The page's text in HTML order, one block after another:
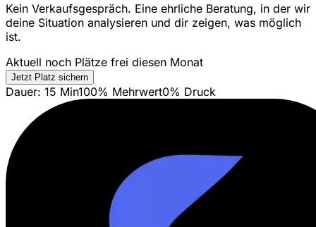
Kein Verkaufsgespräch. Eine ehrliche Beratung, in der wir
deine Situation analysieren und dir zeigen, was möglich
ist.
Aktuell noch Plätze frei diesen Monat
Jetzt Platz sichern
Dauer: 15 Min100% Mehrwert0% Druck